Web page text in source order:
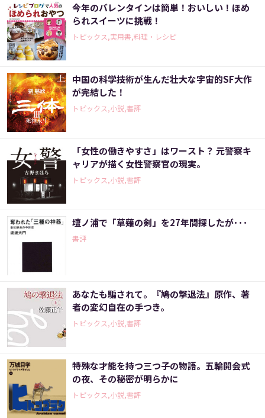
今年のバレンタインは簡単！おいしい！ほめ
られスイーツに挑戦！
トピックス,実用書,料理・レシピ
中国の科学技術が生んだ壮大な宇宙的SF大作
が完結した！
トピックス,小説,書評
「女性の働きやすさ」はワースト？ 元警察キ
ャリアが描く女性警察官の現実。
トピックス,小説,書評
壇ノ浦で「草薙の剣」を27年間探したが･･･
書評
あなたも騙されて。『鳩の撃退法』原作、著
者の変幻自在の手つき。
トピックス,小説,書評
特殊な才能を持つ三つ子の物語。五輪開会式
の夜、その秘密が明らかに
トピックス,小説,書評